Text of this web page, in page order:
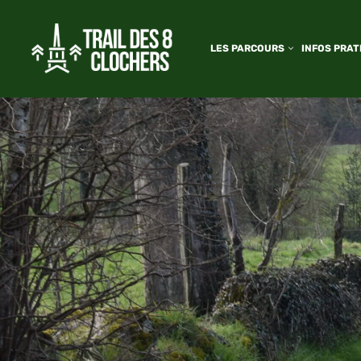
LES PARCOURS INFOS